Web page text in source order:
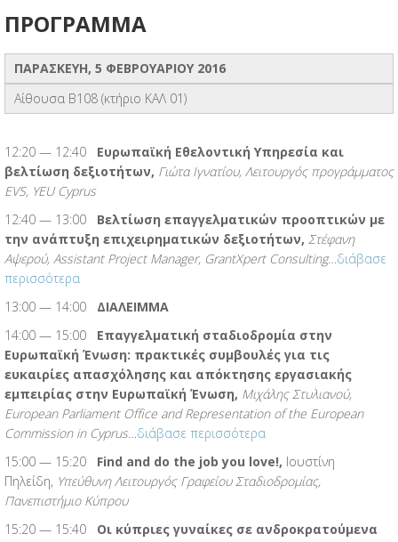
ΠΡΟΓΡΑΜΜΑ
ΠΑΡΑΣΚΕΥΗ, 5 ΦΕΒΡΟΥΑΡΙΟΥ 2016
Αίθουσα Β108 (κτήριο ΚΑΛ 01)
12:20 — 12:40 Ευρωπαϊκή Εθελοντική Υπηρεσία και
βελτίωση δεξιοτήτων, Γιώτα Ιγνατίου, Λειτουργός προγράμματος
EVS, YEU Cyprus
12:40 — 13:00 Βελτίωση επαγγελματικών προοπτικών με
την ανάπτυξη επιχειρηματικών δεξιοτήτων, Στέφανη
Αψερού, Assistant Project Manager, GrantXpert Consulting…διάβασε
περισσότερα
13:00 — 14:00 ΔΙΑΛΕΙΜΜΑ
14:00 — 15:00 Επαγγελματική σταδιοδρομία στην
Ευρωπαϊκή Ένωση: πρακτικές συμβουλές για τις
ευκαιρίες απασχόλησης και απόκτησης εργασιακής
εμπειρίας στην Ευρωπαϊκή Ένωση, Μιχάλης Στυλιανού,
European Parliament Office and Representation of the European
Commission in Cyprus…διάβασε περισσότερα
15:00 — 15:20 Find and do the job you love!, Ιουστίνη
Πηλείδη, Υπεύθυνη Λειτουργός Γραφείου Σταδιοδρομίας,
Πανεπιστήμιο Κύπρου
15:20 — 15:40 Οι κύπριες γυναίκες σε ανδροκρατούμενα